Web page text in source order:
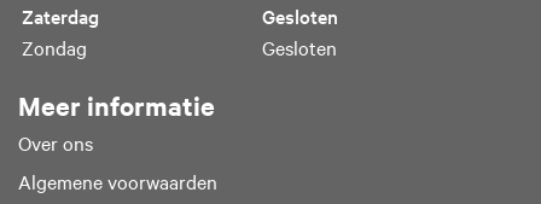
Zaterdag
Gesloten
Zondag
Gesloten
Meer informatie
Over ons
Algemene voorwaarden